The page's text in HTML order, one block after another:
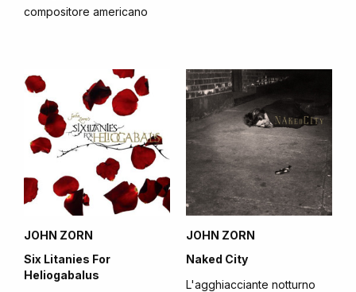
compositore americano
JOHN ZORN
Six Litanies For
Heliogabalus
JOHN ZORN
Naked City
L'agghiacciante notturno